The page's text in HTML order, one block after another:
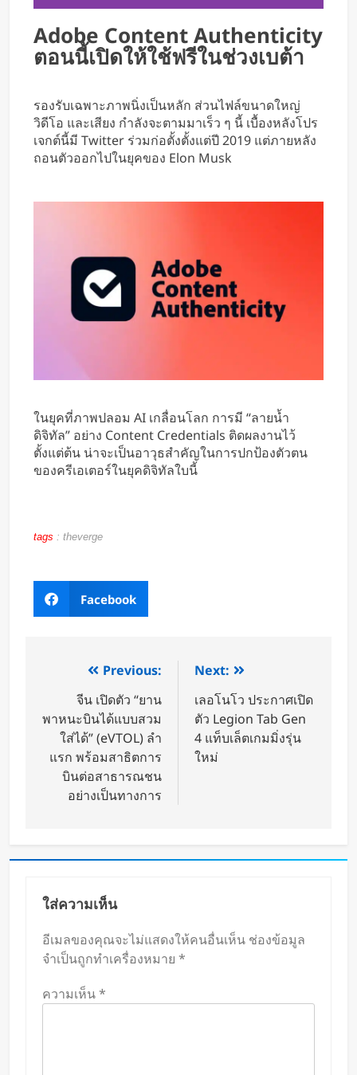
Adobe Content Authenticity
ตอนนี้เปิดให้ใช้ฟรีในช่วงเบต้า
รองรับเฉพาะภาพนิ่งเป็นหลัก ส่วนไฟล์ขนาดใหญ่
วิดีโอ และเสียง กำลังจะตามมาเร็ว ๆ นี้ เบื้องหลังโปร
เจกต์นี้มี Twitter ร่วมก่อตั้งตั้งแต่ปี 2019 แต่ภายหลัง
ถอนตัวออกไปในยุคของ Elon Musk
ในยุคที่ภาพปลอม AI เกลื่อนโลก การมี “ลายน้ำ
ดิจิทัล” อย่าง Content Credentials ติดผลงานไว้
ตั้งแต่ต้น น่าจะเป็นอาวุธสำคัญในการปกป้องตัวตน
ของครีเอเตอร์ในยุคดิจิทัลใบนี้
tags : theverge
Facebook
Previous:
จีน เปิดตัว “ยาน
พาหนะบินได้แบบสวม
ใส่ได้” (eVTOL) ลำ
แรก พร้อมสาธิตการ
บินต่อสาธารณชน
อย่างเป็นทางการ
Next:
เลอโนโว ประกาศเปิด
ตัว Legion Tab Gen
4 แท็บเล็ตเกมมิ่งรุ่น
ใหม่
ใส่ความเห็น
อีเมลของคุณจะไม่แสดงให้คนอื่นเห็น ช่องข้อมูล
จำเป็นถูกทำเครื่องหมาย *
ความเห็น*